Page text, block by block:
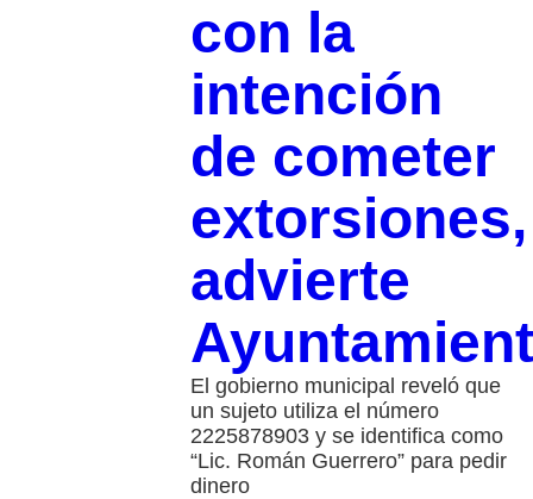
con la
intención
de cometer
extorsiones,
advierte
El gobierno municipal reveló que
un sujeto utiliza el número
2225878903 y se identifica como
“Lic. Román Guerrero” para pedir
dinero